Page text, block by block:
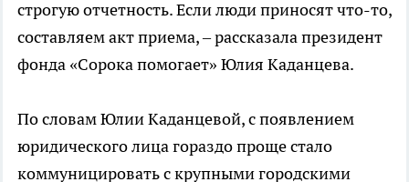
строгую отчетность. Если люди приносят что-то,
составляем акт приема, – рассказала президент
фонда «Сорока помогает» Юлия Каданцева.
По словам Юлии Каданцевой, с появлением
юридического лица гораздо проще стало
коммуницировать с крупными городскими